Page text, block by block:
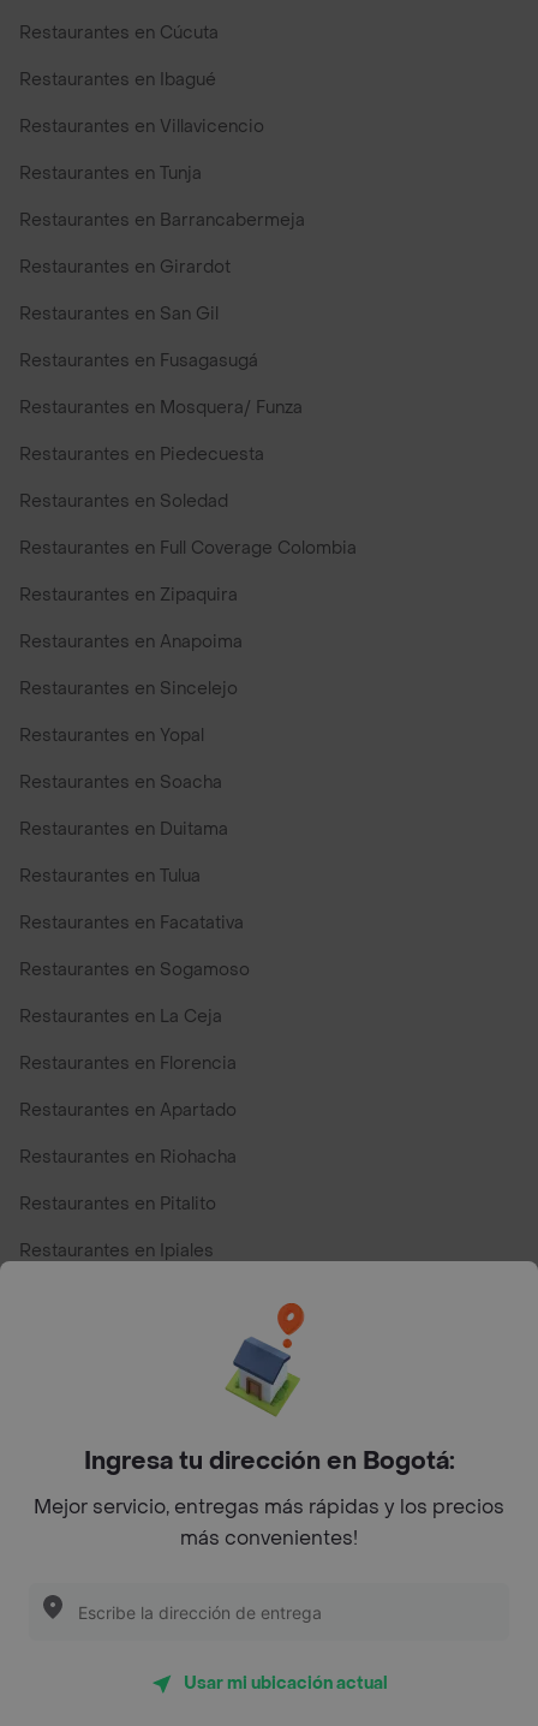
Restaurantes en Cúcuta
Restaurantes en Ibagué
Restaurantes en Villavicencio
Restaurantes en Tunja
Restaurantes en Barrancabermeja
Restaurantes en Girardot
Restaurantes en San Gil
Restaurantes en Fusagasugá
Restaurantes en Mosquera/ Funza
Restaurantes en Piedecuesta
Restaurantes en Soledad
Restaurantes en Full Coverage Colombia
Restaurantes en Zipaquira
Restaurantes en Anapoima
Restaurantes en Sincelejo
Restaurantes en Yopal
Restaurantes en Soacha
Restaurantes en Duitama
Restaurantes en Tulua
Restaurantes en Facatativa
Restaurantes en Sogamoso
Restaurantes en La Ceja
Restaurantes en Florencia
Restaurantes en Apartado
Restaurantes en Riohacha
Restaurantes en Pitalito
Restaurantes en Ipiales
Top Marcas y Cadenas de Restaurantes
Encuéntranos en estos países
App Store Google play
Restaurantes cerca de mi para pedir Comida a Domicilio -
Ingresa tu dirección en Bogotá:
Mejor servicio, entregas más rápidas y los precios
más convenientes!
Usar mi ubicación actual